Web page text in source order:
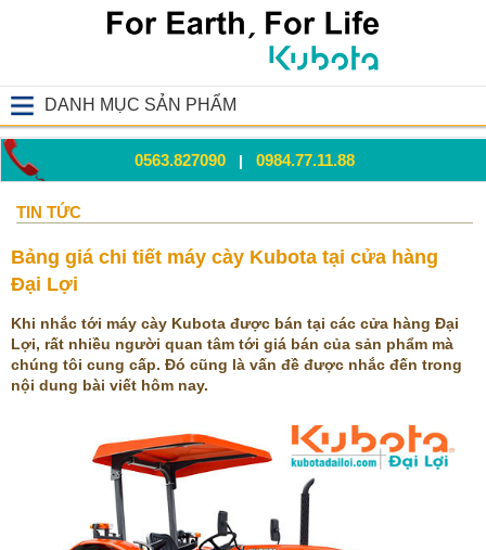
DANH MỤC SẢN PHẨM
0563.827090| 0984.77.11.88
TIN TỨC
Bảng giá chi tiết máy cày Kubota tại cửa hàng
Đại Lợi
Khi nhắc tới máy cày Kubota được bán tại các cửa hàng Đại
Lợi, rất nhiều người quan tâm tới giá bán của sản phẩm mà
chúng tôi cung cấp. Đó cũng là vấn đề được nhắc đến trong
nội dung bài viết hôm nay.